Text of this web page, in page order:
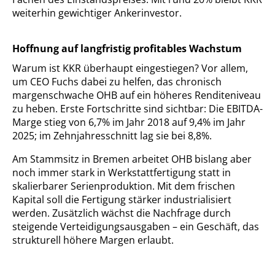
weiterhin gewichtiger Ankerinvestor.
Hoffnung auf langfristig profitables Wachstum
Warum ist KKR überhaupt eingestiegen? Vor allem,
um CEO Fuchs dabei zu helfen, das chronisch
margenschwache OHB auf ein höheres Renditeniveau
zu heben. Erste Fortschritte sind sichtbar: Die EBITDA-
Marge stieg von 6,7% im Jahr 2018 auf 9,4% im Jahr
2025; im Zehnjahresschnitt lag sie bei 8,8%.
Am Stammsitz in Bremen arbeitet OHB bislang aber
noch immer stark in Werkstattfertigung statt in
skalierbarer Serienproduktion. Mit dem frischen
Kapital soll die Fertigung stärker industrialisiert
werden. Zusätzlich wächst die Nachfrage durch
steigende Verteidigungsausgaben – ein Geschäft, das
strukturell höhere Margen erlaubt.